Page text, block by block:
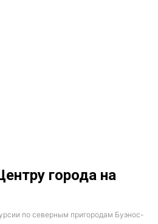
города на
по северным пригородам Буэнос-